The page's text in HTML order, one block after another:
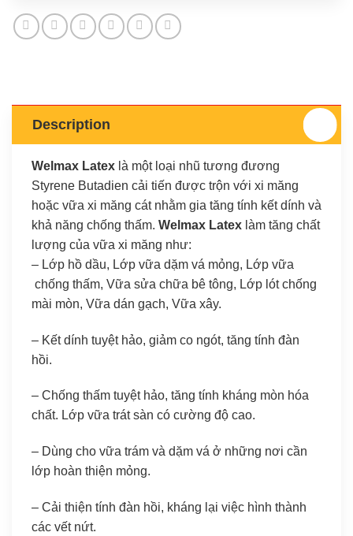
Description
Welmax Latex là một loại nhũ tương đương
Styrene Butadien cải tiến được trộn với xi măng
hoặc vữa xi măng cát nhằm gia tăng tính kết dính và
khả năng chống thấm. Welmax Latex làm tăng chất
lượng của vữa xi măng như:
– Lớp hồ dầu, Lớp vữa dặm vá mỏng, Lớp vữa
chống thấm, Vữa sửa chữa bê tông, Lớp lót chống
mài mòn, Vữa dán gạch, Vữa xây.
– Kết dính tuyệt hảo, giảm co ngót, tăng tính đàn
hồi.
– Chống thấm tuyệt hảo, tăng tính kháng mòn hóa
chất. Lớp vữa trát sàn có cường độ cao.
– Dùng cho vữa trám và dặm vá ở những nơi cần
lớp hoàn thiện mỏng.
– Cải thiện tính đàn hồi, kháng lại việc hình thành
các vết nứt.